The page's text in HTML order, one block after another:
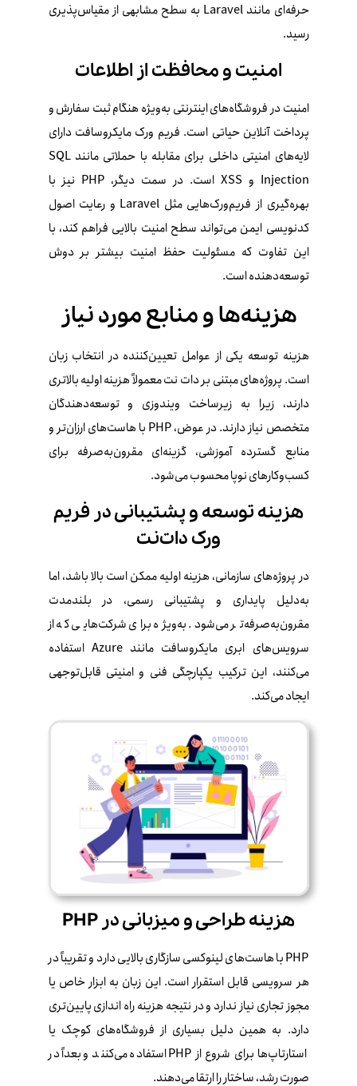
حرفه‌ای مانند Laravel به سطح مشابهی از مقیاس‌پذیری
رسید.
امنیت و محافظت از اطلاعات
امنیت در فروشگاه‌های اینترنتی به‌ویژه هنگام ثبت سفارش و
پرداخت آنلاین حیاتی است. فریم‌ ورک مایکروسافت دارای
لایه‌های امنیتی داخلی برای مقابله با حملاتی مانند SQL
Injection و XSS است. در سمت دیگر، PHP نیز با
بهره‌گیری از فریم‌ورک‌هایی مثل Laravel و رعایت اصول
کدنویسی ایمن می‌تواند سطح امنیت بالایی فراهم کند، با
این تفاوت که مسئولیت حفظ امنیت بیشتر بر دوش
توسعه‌دهنده است.
هزینه‌ها و منابع مورد نیاز
هزینه توسعه یکی از عوامل تعیین‌کننده در انتخاب زبان
است. پروژه‌های مبتنی بر دات‌ نت معمولاً هزینه اولیه بالاتری
دارند، زیرا به زیرساخت ویندوزی و توسعه‌دهندگان
متخصص نیاز دارند. در عوض، PHP با هاست‌های ارزان‌تر و
منابع گسترده آموزشی، گزینه‌ای مقرون‌به‌صرفه برای
کسب‌وکارهای نوپا محسوب می‌شود.
هزینه توسعه و پشتیبانی در فریم‌
ورک دات‌نت
در پروژه‌های سازمانی، هزینه اولیه ممکن است بالا باشد، اما
به‌دلیل پایداری و پشتیبانی رسمی، در بلندمدت
مقرون‌به‌صرفه‌تر می‌شود. به‌ویژه برای شرکت‌هایی که از
سرویس‌های ابری مایکروسافت مانند Azure استفاده
می‌کنند، این ترکیب یکپارچگی فنی و امنیتی قابل‌توجهی
ایجاد می‌کند.
هزینه طراحی و میزبانی در PHP
PHP با هاست‌های لینوکسی سازگاری بالایی دارد و تقریباً در
هر سرویسی قابل استقرار است. این زبان به ابزار خاص یا
مجوز تجاری نیاز ندارد و در نتیجه هزینه راه‌ اندازی پایین‌تری
دارد. به همین دلیل بسیاری از فروشگاه‌های کوچک یا
استارتاپ‌ها برای شروع از PHP استفاده می‌کنند و بعداً در
صورت رشد، ساختار را ارتقا می‌دهند.